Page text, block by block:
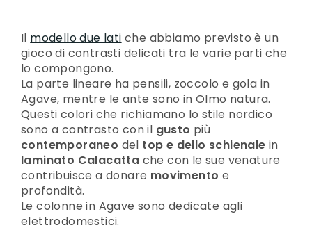
Il modello due lati che abbiamo previsto è un
gioco di contrasti delicati tra le varie parti che
lo compongono.
La parte lineare ha pensili, zoccolo e gola in
Agave, mentre le ante sono in Olmo natura.
Questi colori che richiamano lo stile nordico
sono a contrasto con il gusto più
contemporaneo del top e dello schienale in
laminato Calacatta che con le sue venature
contribuisce a donare movimento e
profondità.
Le colonne in Agave sono dedicate agli
elettrodomestici.